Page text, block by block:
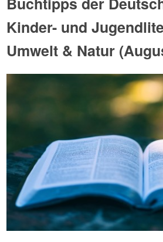
Kinder- und
Umwelt & Natur